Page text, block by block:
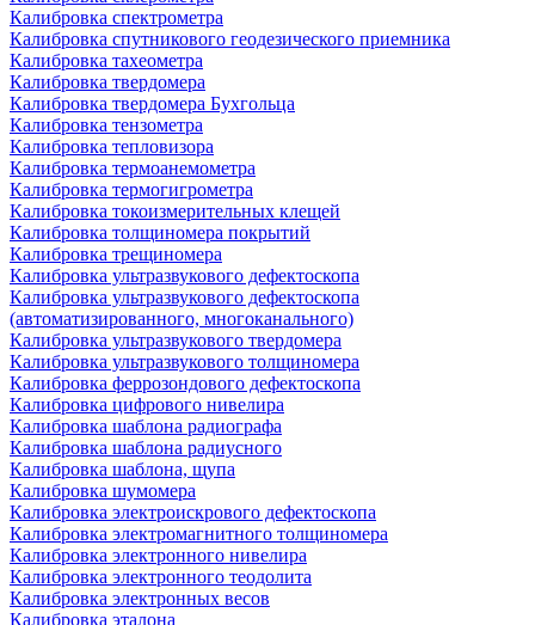
Калибровка спектрометра
Калибровка спутникового геодезического приемника
Калибровка тахеометра
Калибровка твердомера
Калибровка твердомера Бухгольца
Калибровка тензометра
Калибровка тепловизора
Калибровка термоанемометра
Калибровка термогигрометра
Калибровка токоизмерительных клещей
Калибровка толщиномера покрытий
Калибровка трещиномера
Калибровка ультразвукового дефектоскопа
Калибровка ультразвукового дефектоскопа
(автоматизированного, многоканального)
Калибровка ультразвукового твердомера
Калибровка ультразвукового толщиномера
Калибровка феррозондового дефектоскопа
Калибровка цифрового нивелира
Калибровка шаблона радиографа
Калибровка шаблона радиусного
Калибровка шаблона, щупа
Калибровка шумомера
Калибровка электроискрового дефектоскопа
Калибровка электромагнитного толщиномера
Калибровка электронного нивелира
Калибровка электронного теодолита
Калибровка электронных весов
Калибровка эталона